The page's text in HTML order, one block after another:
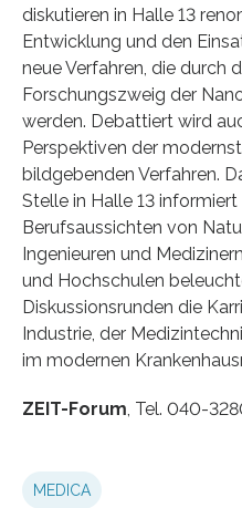
diskutieren in Halle 13
Entwicklung und den
neue Verfahren, die durch
Forschungszweig der
werden. Debattiert wird
Perspektiven der
bildgebenden Verfahren.
Stelle in Halle 13
Berufsaussichten von
Ingenieuren und
und Hochschulen
Diskussionsrunden die
Industrie, der
im modernen
ZEIT-Forum , Tel. 040-
MEDICA